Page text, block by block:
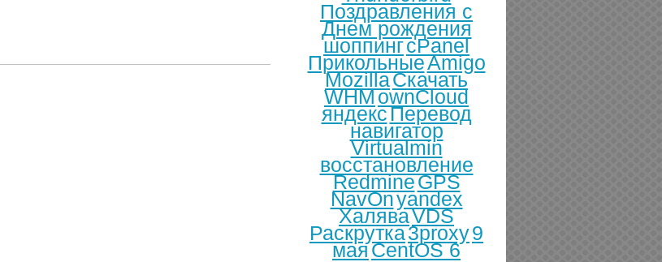
Поздравления с
Днем рождения
шоппингcPanel
ПрикольныеAmigo
MozillaСкачать
WHMownCloud
яндексПеревод
навигатор
Virtualmin
восстановление
RedmineGPS
NavOnyandex
ХаляваVDS
Раскрутка3proxy9
маяCentOS 6